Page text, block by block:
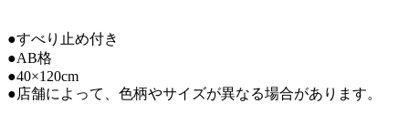
●すべり止め付き
●AB格
●40×120cm
●店舗によって、色柄やサイズが異なる場合があります。